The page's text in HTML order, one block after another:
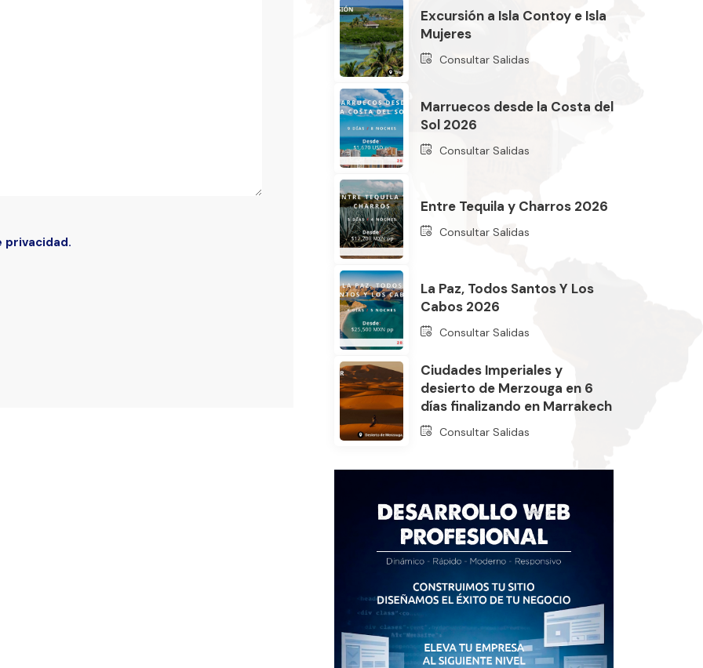
Buscar
privacidad.
Excursión a Isla Contoy e Isla
Mujeres
Consultar Salidas
Marruecos desde la Costa del
Sol 2026
Consultar Salidas
Entre Tequila y Charros 2026
Consultar Salidas
La Paz, Todos Santos Y Los
Cabos 2026
Consultar Salidas
Ciudades Imperiales y
desierto de Merzouga en 6
días finalizando en Marrakech
Consultar Salidas